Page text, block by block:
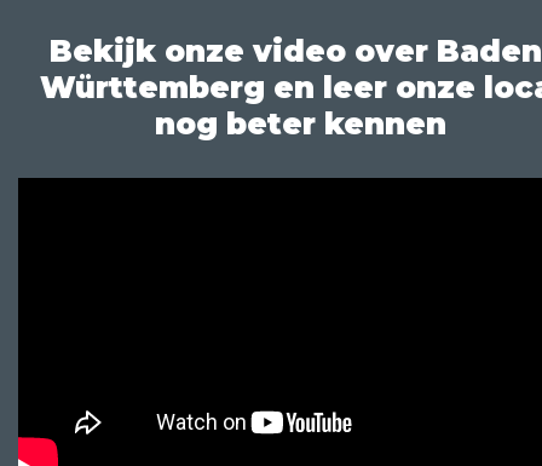
Bekijk onze video over
Württemberg en leer onze
nog beter kennen